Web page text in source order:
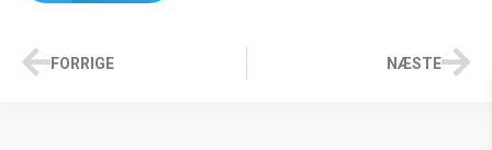
FORRIGE NÆSTE